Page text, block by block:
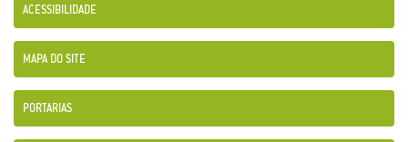
ACESSIBILIDADE
MAPA DO SITE
PORTARIAS